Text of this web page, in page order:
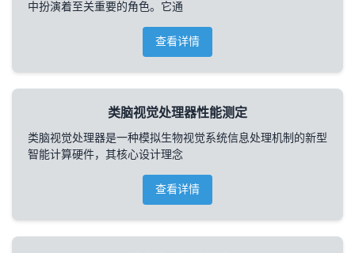
中扮演着至关重要的角色。它通
查看详情
类脑视觉处理器性能测定
类脑视觉处理器是一种模拟生物视觉系统信息处理机制的新型
智能计算硬件，其核心设计理念
查看详情